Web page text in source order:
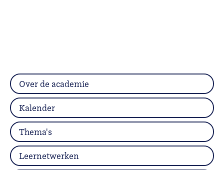
Over de academie
Kalender
Thema's
Leernetwerken